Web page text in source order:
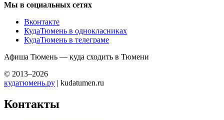
Мы в социальных сетях
Вконтакте
КудаТюмень в однокласниках
КудаТюмень в телеграме
Афиша Тюмень — куда сходить в Тюмени
© 2013–2026
кудатюмень.ру | kudatumen.ru
Контакты